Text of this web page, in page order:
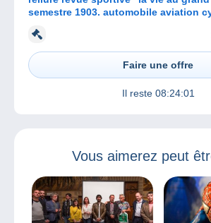
semestre 1903. automobile aviation
Faire une offre
Il reste 08:24:01
Vous aimerez peut